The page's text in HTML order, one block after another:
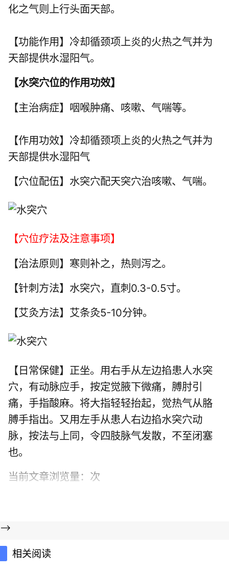
化之气则上行头面天部。
【功能作用】冷却循颈项上炎的火热之气并为
天部提供水湿阳气。
【水突穴位的作用功效】
【主治病症】咽喉肿痛、咳嗽、气喘等。
【作用功效】冷却循颈项上炎的火热之气并为
天部提供水湿阳气
【穴位配伍】水突穴配天突穴治咳嗽、气喘。
【穴位疗法及注意事项】
【治法原则】寒则补之，热则泻之。
【针刺方法】水突穴，直刺0.3-0.5寸。
【艾灸方法】艾条灸5-10分钟。
【日常保健】正坐。用右手从左边掐患人水突
穴，有动脉应手，按定觉腋下微痛，膊肘引
痛，手指酸麻。将大指轻轻抬起，觉热气从胳
膊手指出。又用左手从患人右边掐水突穴动
脉，按法与上同，令四肢脉气发散，不至闭塞
也。
当前文章浏览量： 次
-->
相关阅读